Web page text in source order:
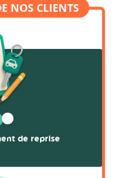
de reprise